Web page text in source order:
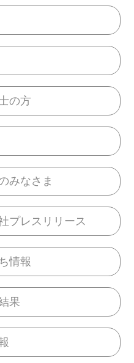
の方
みなさま
プレスリリース
情報
果